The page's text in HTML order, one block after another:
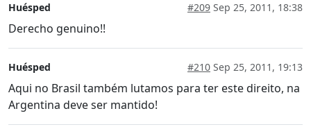
Huésped #209 Sep 25, 2011, 18:38
Derecho genuino!!
Huésped #210 Sep 25, 2011, 19:13
Aqui no Brasil também lutamos para ter este direito, na
Argentina deve ser mantido!